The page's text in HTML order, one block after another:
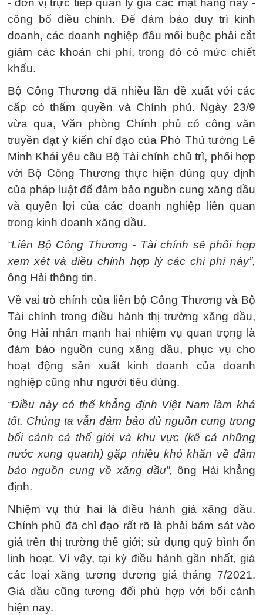
- đơn vị trực tiếp quản lý giá các mặt hàng này -
công bố điều chỉnh. Để đảm bảo duy trì kinh
doanh, các doanh nghiệp đầu mối buộc phải cắt
giảm các khoản chi phí, trong đó có mức chiết
khấu.
Bộ Công Thương đã nhiều lần đề xuất với các
cấp có thẩm quyền và Chính phủ. Ngày 23/9
vừa qua, Văn phòng Chính phủ có công văn
truyền đạt ý kiến chỉ đạo của Phó Thủ tướng Lê
Minh Khái yêu cầu Bộ Tài chính chủ trì, phối hợp
với Bộ Công Thương thực hiện đúng quy định
của pháp luật để đảm bảo nguồn cung xăng dầu
và quyền lợi của các doanh nghiệp liên quan
trong kinh doanh xăng dầu.
“Liên Bộ Công Thương - Tài chính sẽ phối hợp
xem xét và điều chỉnh hợp lý các chi phí này”,
ông Hải thông tin.
Về vai trò chính của liên bộ Công Thương và Bộ
Tài chính trong điều hành thị trường xăng dầu,
ông Hải nhấn mạnh hai nhiệm vụ quan trọng là
đảm bảo nguồn cung xăng dầu, phục vụ cho
hoạt động sản xuất kinh doanh của doanh
nghiệp cũng như người tiêu dùng.
“Điều này có thể khẳng định Việt Nam làm khá
tốt. Chúng ta vẫn đảm bảo đủ nguồn cung trong
bối cảnh cả thế giới và khu vực (kể cả những
nước xung quanh) gặp nhiều khó khăn về đảm
bảo nguồn cung về xăng dầu”, ông Hải khẳng
định.
Nhiệm vụ thứ hai là điều hành giá xăng dầu.
Chính phủ đã chỉ đạo rất rõ là phải bám sát vào
giá trên thị trường thế giới; sử dụng quỹ bình ổn
linh hoạt. Vì vậy, tại kỳ điều hành gần nhất, giá
các loại xăng tương đương giá tháng 7/2021.
Giá dầu cũng tương đối phù hợp với bối cảnh
hiện nay.